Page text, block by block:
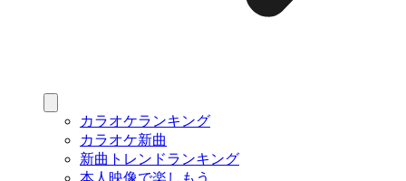
カラオケランキング
カラオケ新曲
新曲トレンドランキング
本人映像で楽しもう